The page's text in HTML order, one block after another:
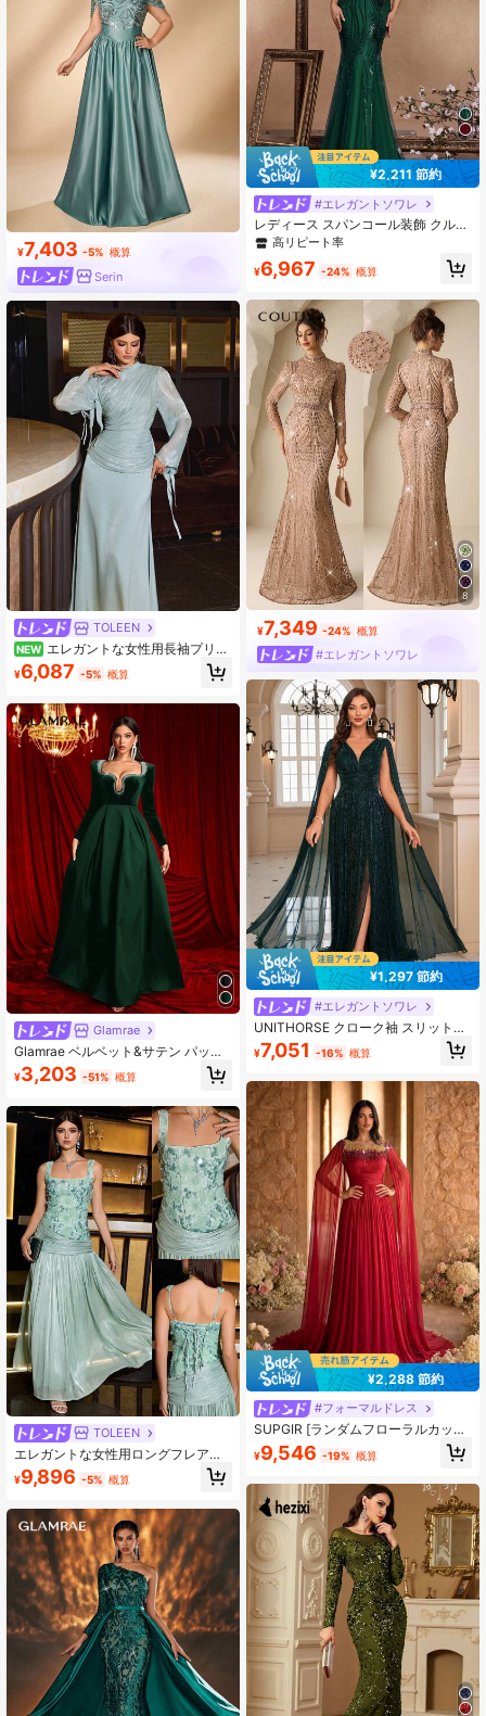
¥7,403 -5% 概算
Serin
TOLEEN
NEW エレガントな女性用長袖プリー
ツカラードレス ウェディング
¥6,087 -5% 概算
Glamrae
Glamrae ベルベット&サテン パッチ
ワーク 長袖 ラグジュアリーラインス
トーンエンベリッシュ Aラインイブ
ドレス
¥3,203 -51% 概算
TOLEEN
エレガントな女性用ロングフレアフ
ォーマルドレス、スクエアネック ド
レープデザイン、フローラルスパン
ィングに最適
¥9,896 -5% 概算
¥2,211 節約
#エレガントソワレ
レディース スパンコール装飾 クルー
ネック キャップスリーブ イブニング
ム 結婚式ゲスト ドレス ディナーパ
高リピート率
¥6,967 -24% 概算
8
¥7,349 -24% 概算
#エレガントソワレ
¥1,297 節約
#エレガントソワレ
UNITHORSE クローク袖 スリット太
もも グリッター フォーマルドレス
エレガント プロム イブニング ウェ
ィー 秋用
¥7,051 -16% 概算
¥2,288 節約
#フォーマルドレス
SUPGIR [ランダムフローラルカット]
Vネック ランタンスリーブ シフォン
スパンコール刺繍 ウエストシェイプ
¥9,546 -19% 概算